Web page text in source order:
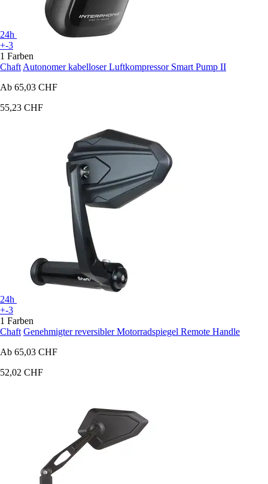
24h
+-3
1 Farben
Chaft Autonomer kabelloser Luftkompressor Smart Pump II
Ab 65,03 CHF
55,23 CHF
24h
+-3
1 Farben
Chaft Genehmigter reversibler Motorradspiegel Remote Handle
Ab 65,03 CHF
52,02 CHF